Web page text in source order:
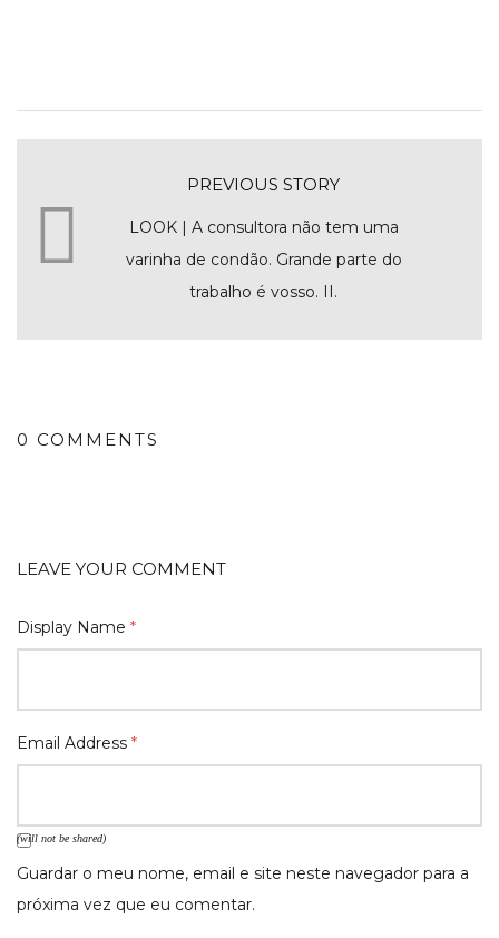
PREVIOUS STORY
LOOK | A consultora não tem uma
varinha de condão. Grande parte do
trabalho é vosso. II.
0 COMMENTS
LEAVE YOUR COMMENT
Display Name *
Email Address *
(will not be shared)
Guardar o meu nome, email e site neste navegador para a
próxima vez que eu comentar.